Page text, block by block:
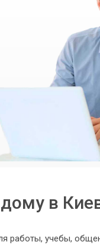
в
работы, учебы,